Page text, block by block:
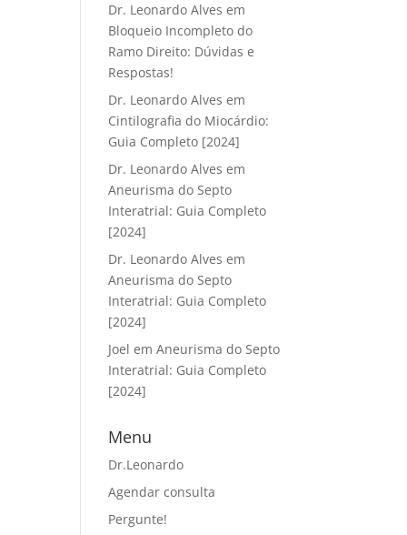
Dr. Leonardo Alves em
Bloqueio Incompleto do
Ramo Direito: Dúvidas e
Respostas!
Dr. Leonardo Alves em
Cintilografia do Miocárdio:
Guia Completo [2024]
Dr. Leonardo Alves em
Aneurisma do Septo
Interatrial: Guia Completo
[2024]
Dr. Leonardo Alves em
Aneurisma do Septo
Interatrial: Guia Completo
[2024]
Joel emAneurisma do Septo
Interatrial: Guia Completo
[2024]
Menu
Dr.Leonardo
Agendar consulta
Pergunte!